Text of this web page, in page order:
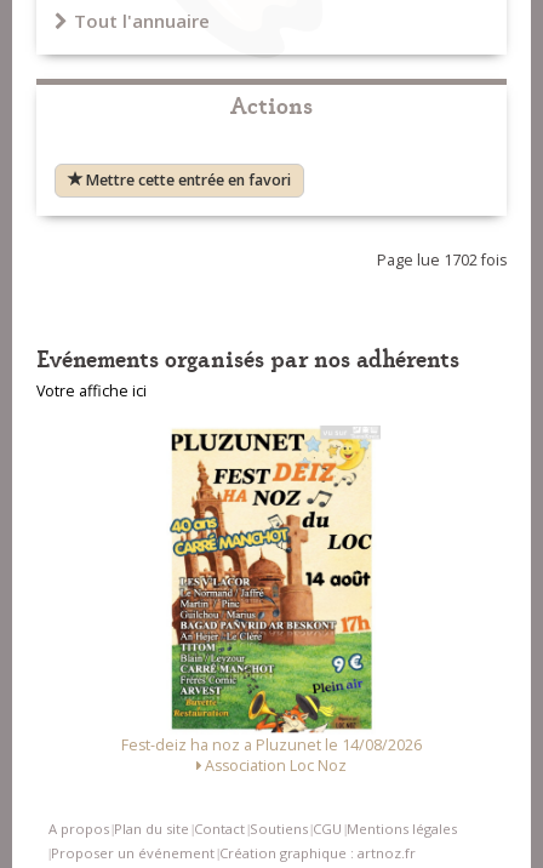
Tout l'annuaire
Actions
Mettre cette entrée en favori
Page lue 1702 fois
Evénements organisés par nos adhérents
Votre affiche ici
Fest-deiz ha noz a Pluzunet le 14/08/2026
Association Loc Noz
A propos Plan du site Contact Soutiens CGU Mentions légales
Proposer un événement Création graphique : artnoz.fr